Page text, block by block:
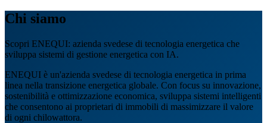
Chi siamo
Scopri ENEQUI: azienda svedese di tecnologia energetica che
sviluppa sistemi di gestione energetica con IA.
ENEQUI è un'azienda svedese di tecnologia energetica in prima
linea nella transizione energetica globale. Con focus su innovazione,
sostenibilità e ottimizzazione economica, sviluppa sistemi intelligenti
che consentono ai proprietari di immobili di massimizzare il valore
di ogni chilowattora.